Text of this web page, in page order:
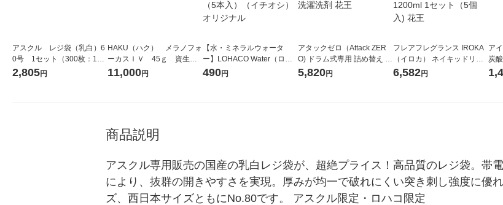
アスクル レジ袋（乳白）6
0号 1セット（300枚：100
2,805円
HAKU（ハク） メラノフォ
ーカスＩＶ 45ｇ 資生
堂 おまけ付き
11,000円
【水・ミネラルウォータ
ー】LOHACO Water（ロハ
コウォーター）2L ラベルレ
490円
アタックゼロ（Attack ZER
O) ドラム式専用 詰め替え メ
ガジャンボ 2300g 1セット
（2個入) 洗濯洗剤 花王
5,820円
フレアフレグランス IROKA
（イロカ） ネイキッドリリ
ーの香り 柔軟剤 詰め替え 超
特大 1200ml 1セット（5個
6,582円
ア
炭
箱
商品説明
アスクル専用販売の国産の乳白レジ袋が、超絶プライス！高品質のレジ袋。帯
により、抜群の開きやすさを実現。厚みが均一で破れにくい突き刺し強度に優
ズ、西日本サイズともにNo.80です。 アスクル限定・ロハコ限定